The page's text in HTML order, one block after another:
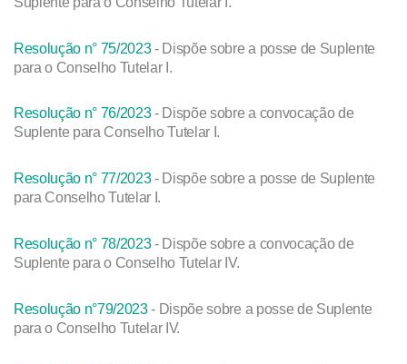
Resolução n° 75/2023- Dispõe sobre a posse de Suplente
para o Conselho Tutelar I.
Resolução n° 76/2023- Dispõe sobre a convocação de
Suplente para Conselho Tutelar I.
Resolução n° 77/2023- Dispõe sobre a posse de Suplente
para Conselho Tutelar I.
Resolução n° 78/2023- Dispõe sobre a convocação de
Suplente para o Conselho Tutelar IV.
Resolução n°79/2023- Dispõe sobre a posse de Suplente
para o Conselho Tutelar IV.